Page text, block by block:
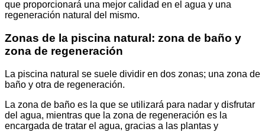
que proporcionará una mejor calidad en el agua y una
regeneración natural del mismo.
Zonas de la piscina natural: zona de baño y
zona de regeneración
La piscina natural se suele dividir en dos zonas; una zona de
baño y otra de regeneración.
La zona de baño es la que se utilizará para nadar y disfrutar
del agua, mientras que la zona de regeneración es la
encargada de tratar el agua, gracias a las plantas y